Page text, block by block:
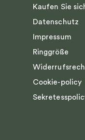
Kaufen Sie
Datenschutz
Impressum
Ringgröße
Cookie-policy